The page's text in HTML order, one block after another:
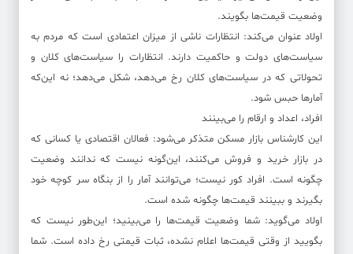
وضعیت قیمت‌ها بگویند.
اولاد عنوان می‌کند: انتظارات ناشی از میزان اعتمادی است که مردم به
سیاست‌های دولت و حاکمیت دارند. انتظارات را سیاست‌های کلان و
تحولاتی که در سیاست‌های کلان رخ می‌دهد، شکل می‌دهد؛ نه این‌که
آمارها حبس شود.
افراد، اعداد و ارقام را می‌بینند
این کارشناس بازار مسکن متذکر می‌شود: فعالان اقتصادی یا کسانی که
در بازار خرید و فروش می‌کنند، این‌گونه نیست که ندانند وضعیت
چگونه است. افراد کور نیست؛ می‌توانند آمار را از بنگاه سر کوچه خود
بگیرند و ببینند قیمت‌ها چگونه شده است.
اولاد می‌گوید: شما وضعیت قیمت‌ها را می‌بینید؛ این‌طور نیست که
بگویید از وقتی قیمت‌ها اعلام نشده، ثبات قیمتی رخ داده است. شما